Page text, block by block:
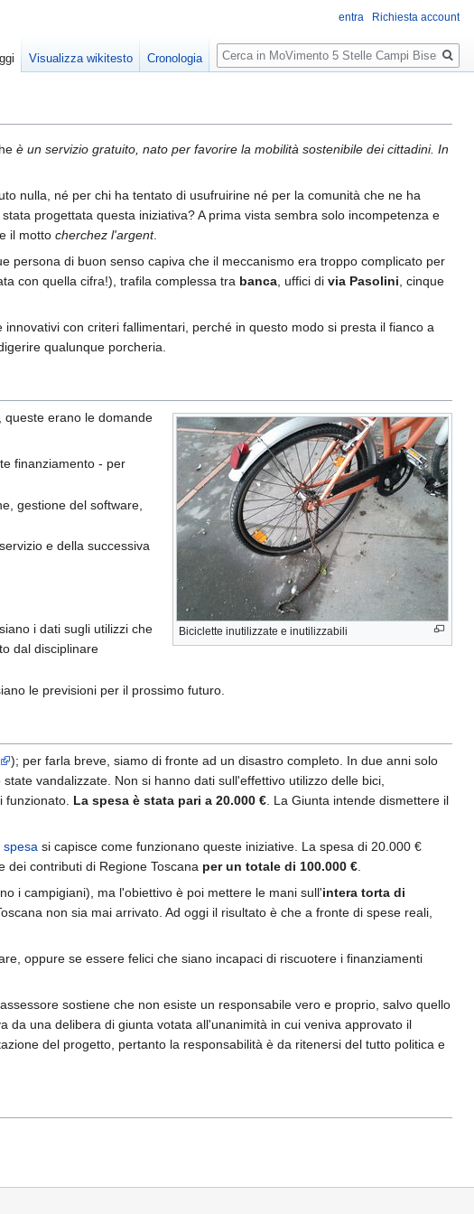
è un servizio gratuito, nato per favorire la mobilità sostenibile dei cittadini. In
nulla, né per chi ha tentato di usufruirine né per la comunità che ne ha
progettata questa iniziativa? A prima vista sembra solo incompetenza e
il motto cherchez l'argent.
persona di buon senso capiva che il meccanismo era troppo complicato per
con quella cifra!), trafila complessa tra banca, uffici di via Pasolini, cinque
con criteri fallimentari, perché in questo modo si presta il fianco a
qualunque porcheria.
Biciclette inutilizzate e inutilizzabili
queste erano le domande
finanziamento - per
gestione del software,
e della successiva
i dati sugli utilizzi che
dal disciplinare
le previsioni per il prossimo futuro.
); per farla breve, siamo di fronte ad un disastro completo. In due anni solo
vandalizzate. Non si hanno dati sull'effettivo utilizzo delle bici,
La spesa è stata pari a 20.000 € . La Giunta intende dismettere il
si capisce come funzionano queste iniziative. La spesa di 20.000 €
dei contributi di Regione Toscana per un totale di 100.000 €
i campigiani), ma l'obiettivo è poi mettere le mani sull'intera torta di
non sia mai arrivato. Ad oggi il risultato è che a fronte di spese reali,
oppure se essere felici che siano incapaci di riscuotere i finanziamenti
sostiene che non esiste un responsabile vero e proprio, salvo quello
da una delibera di giunta votata all'unanimità in cui veniva approvato il
del progetto, pertanto la responsabilità è da ritenersi del tutto politica e
entra Richiesta account
Visualizza wikitesto Cronologia
Ricerca